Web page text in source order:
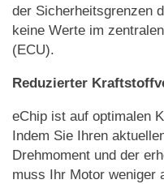
der Sicherheitsgrenzen
keine Werte im
(ECU).
Reduzierter
eChip ist auf optimalen
Indem Sie Ihren
Drehmoment und der
muss Ihr Motor weniger